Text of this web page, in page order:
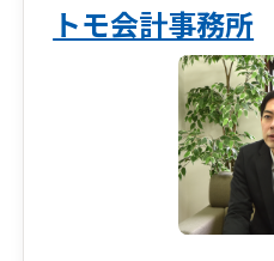
「何が問題なのか分から
といった経営者のお悩み
当社は「お客様の未来を
士事務所を目指していま
お客様が実現したい未来
に、本気でお手伝いしま
トモ会計事務所